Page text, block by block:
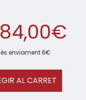
enviament 6€
AL CARRET